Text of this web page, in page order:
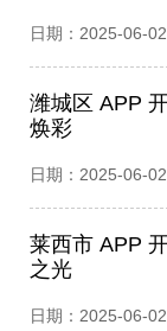
日期：2025-06-
潍城区 APP
焕彩​
日期：2025-06-
莱西市 APP
之光​
日期：2025-06-